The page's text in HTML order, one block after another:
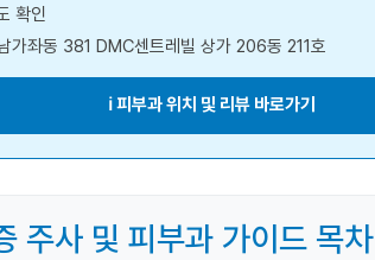
확인
가좌동 381 DMC센트레빌 상가 206동 211호
ℹ️ 피부과 위치 및 리뷰 바로가기
주사 및 피부과 가이드 목차